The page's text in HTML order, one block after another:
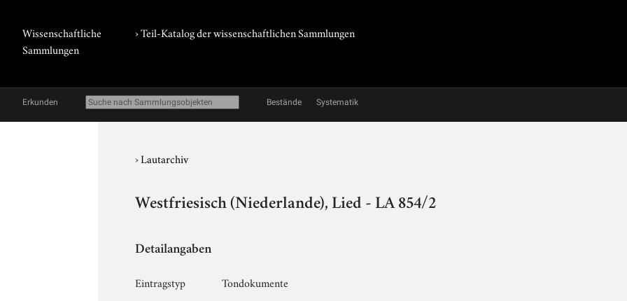
Wissenschaftliche
Sammlungen
› Teil-Katalog der wissenschaftlichen Sammlungen
Erkunden Bestände Systematik
›Lautarchiv
Westfriesisch (Niederlande), Lied - LA 854/2
Detailangaben
Eintragstyp
Tondokumente